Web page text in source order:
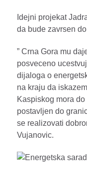
Idejni projekat
da bude zavrsen
” Crna Gora mu
posveceno
dijaloga o
na kraju da
Kaspiskog mora
postavljen do
se realizovati
Vujanovic.